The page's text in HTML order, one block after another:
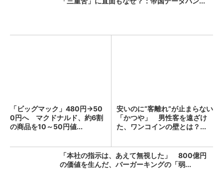
「ビッグマック」480円→50
0円へ マクドナルド、約6割
の商品を10～50円値...
安いのに“客離れ”が止まらない
「かつや」 男性客を遠ざけ
た、ワンコインの壁とは？...
「本社の指示は、あえて無視した」 800億円
の価値を生んだ、バーガーキングの「弱...